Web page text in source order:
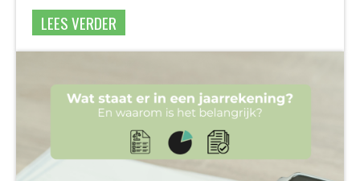
LEES VERDER